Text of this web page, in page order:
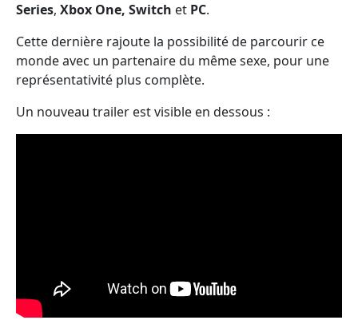
Series, Xbox One, Switch et PC.
Cette dernière rajoute la possibilité de parcourir ce
monde avec un partenaire du même sexe, pour une
représentativité plus complète.
Un nouveau trailer est visible en dessous :